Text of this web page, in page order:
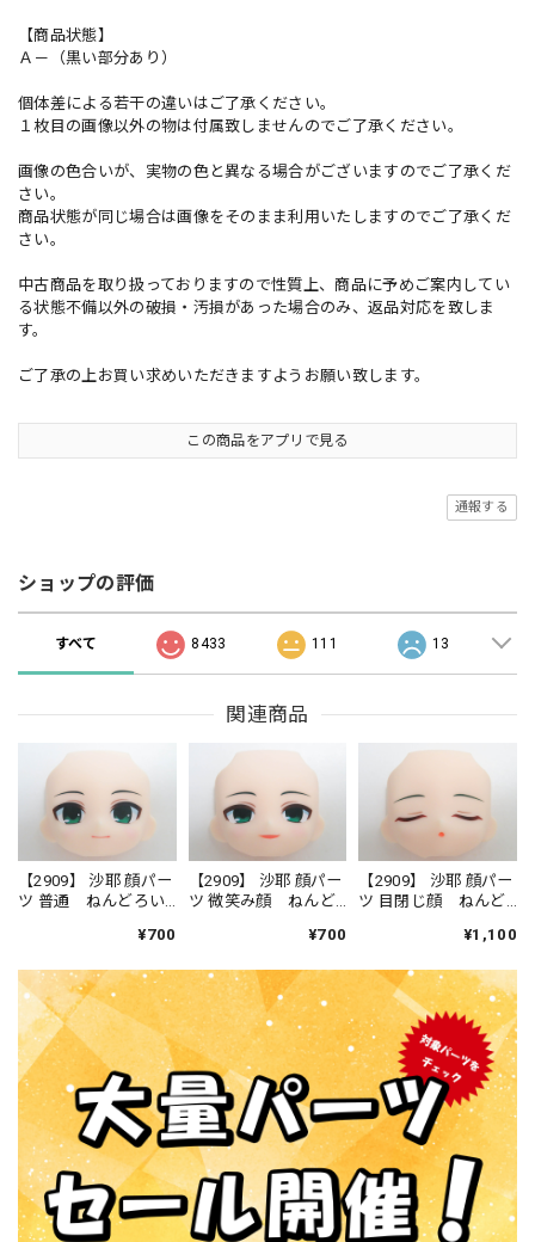
【商品状態】
Ａ－（黒い部分あり）
個体差による若干の違いはご了承ください。
１枚目の画像以外の物は付属致しませんのでご了承ください。
画像の色合いが、実物の色と異なる場合がございますのでご了承くだ
さい。
商品状態が同じ場合は画像をそのまま利用いたしますのでご了承くだ
さい。
中古商品を取り扱っておりますので性質上、商品に予めご案内してい
る状態不備以外の破損・汚損があった場合のみ、返品対応を致しま
す。
ご了承の上お買い求めいただきますようお願い致します。
この商品をアプリで見る
通報する
ショップの評価
すべて 8433 111 13
関連商品
【2909】 沙耶 顔パー
ツ 普通 ねんどろい
¥700
【2909】 沙耶 顔パー
ツ 微笑み顔 ねんど
¥700
【2909】 沙耶 顔パー
ツ 目閉じ顔 ねんど
¥1,100